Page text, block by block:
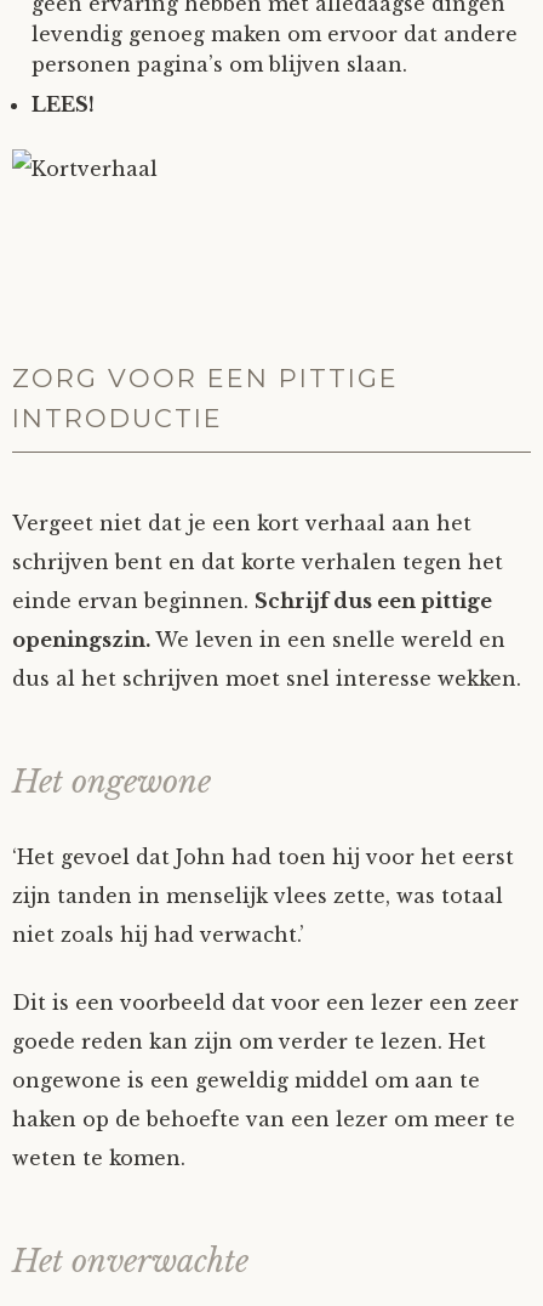
levendig genoeg maken om ervoor dat andere
personen pagina’s om blijven slaan.
LEES!
ZORG VOOR EEN PITTIGE
INTRODUCTIE
Vergeet niet dat je een kort verhaal aan het
schrijven bent en dat korte verhalen tegen het
einde ervan beginnen. Schrijf dus een pittige
openingszin. We leven in een snelle wereld en
dus al het schrijven moet snel interesse wekken.
Het ongewone
‘Het gevoel dat John had toen hij voor het eerst
zijn tanden in menselijk vlees zette, was totaal
niet zoals hij had verwacht.’
Dit is een voorbeeld dat voor een lezer een zeer
goede reden kan zijn om verder te lezen. Het
ongewone is een geweldig middel om aan te
haken op de behoefte van een lezer om meer te
weten te komen.
Het onverwachte